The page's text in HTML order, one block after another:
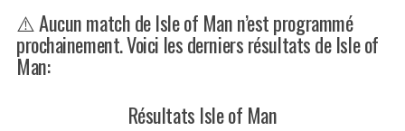
⚠️ Aucun match de Isle of Man n’est programmé
prochainement. Voici les derniers résultats de Isle of
Man:
Résultats Isle of Man